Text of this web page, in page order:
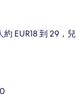
EUR18 到 29，兒